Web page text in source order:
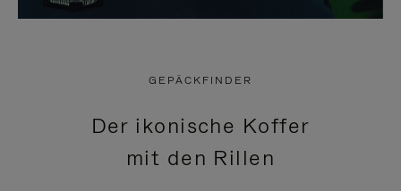
GEPÄCKFINDER
Der ikonische Koffer
mit den Rillen